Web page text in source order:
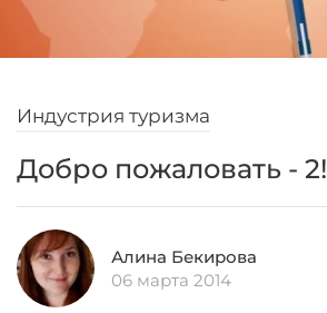
Индустрия туризма
Добро пожаловать - 2!
Алина Бекирова
06 марта 2014